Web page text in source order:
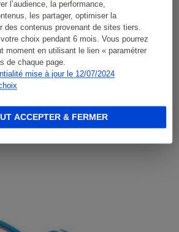
l’audience, la performance,
les partager, optimiser la
des contenus provenant de sites tiers.
choix pendant 6 mois. Vous pourrez
moment en utilisant le lien « paramétrer
de chaque page.
mise à jour le 12/07/2024
ACCEPTER & FERMER
zéro déchet CoffeeB (vidéo)